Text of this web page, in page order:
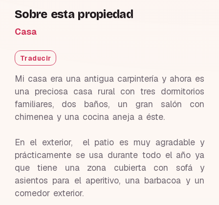
Sobre esta propiedad
Casa
Traducir
Mi casa era una antigua carpintería y ahora es
una preciosa casa rural con tres dormitorios
familiares, dos baños, un gran salón con
chimenea y una cocina aneja a éste.
En el exterior, el patio es muy agradable y
prácticamente se usa durante todo el año ya
que tiene una zona cubierta con sofá y
asientos para el aperitivo, una barbacoa y un
comedor exterior.